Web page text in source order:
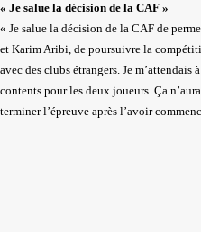
« Je salue la décision de la CAF »
« Je salue la décision de la CAF de
et Karim Aribi, de poursuivre la
avec des clubs étrangers. Je m’attendais
contents pour les deux joueurs. Ça
terminer l’épreuve après l’avoir